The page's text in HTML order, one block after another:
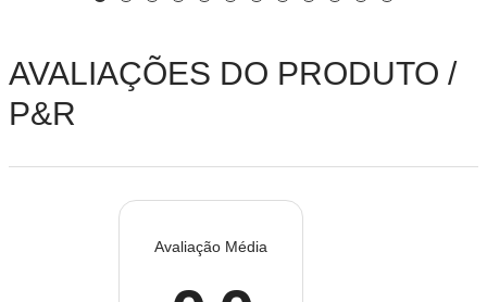
AVALIAÇÕES DO PRODUTO /
P&R
Avaliação Média